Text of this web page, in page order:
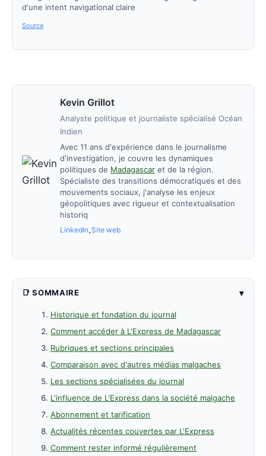
d'une intent navigational claire
Source
Kevin Grillot
Analyste politique et journaliste spécialisé Océan
Indien
Avec 11 ans d'expérience dans le journalisme
d'investigation, je couvre les dynamiques
politiques de Madagascar et de la région.
Spécialiste des transitions démocratiques et des
mouvements sociaux, j'analyse les enjeux
géopolitiques avec rigueur et contextualisation
historiq
LinkedIn·Site web
📑 SOMMAIRE ▾
Historique et fondation du journal
Comment accéder à L'Express de Madagascar
Rubriques et sections principales
Comparaison avec d'autres médias malgaches
Les sections spécialisées du journal
L'influence de L'Express dans la société malgache
Abonnement et tarification
Actualités récentes couvertes par L'Express
Comment rester informé régulièrement